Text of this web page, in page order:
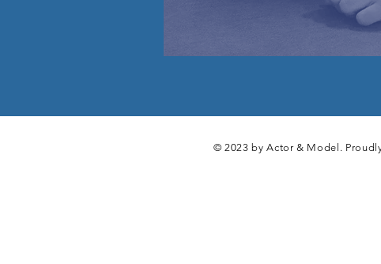
© 2023 by Actor & Model.